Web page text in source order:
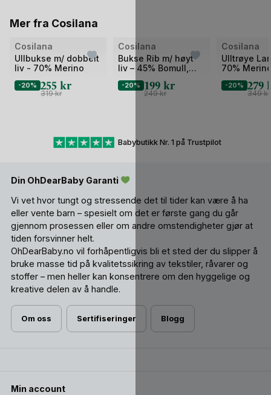
Mer fra Cosilana
Cosilana
Ullbukse m/ dobbelt
liv - 70% Merino
-20% 255 kr
319kr
Cosilana
Bukse Rib m/ høyt
liv – 45% Bomull,
Silke – Ubehandlet
-20% 199kr
249kr
Cosilana
Ulltrøye
70%
-20% 279
349kr
Babybutikk Nr. 1 på Trustpilot
Din OhDearBaby Garanti
Vi vet hvor tungt og stressende det til tider kan være å ha
eller vente barn – spesielt om det er første gang du går
gjennom prosessen eller om andre omstendigheter gjør at
tiden forsvinner helt.
OhDearBaby.no vil forhåpentligvis bli et sted der du slipper å
bruke masse tid på kvalitetssikring av tekstiler, råvarer og
stoffer – men heller kan konsentrere om den hyggelige og
kreative delen av å handle.
Om oss Sertifiseringer Blogg
Min account